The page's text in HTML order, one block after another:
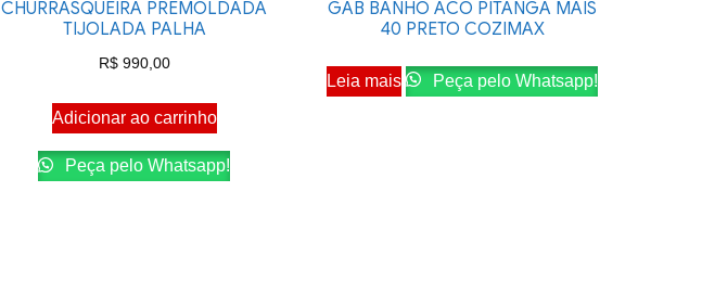
CHURRASQUEIRA PREMOLDADA
TIJOLADA PALHA
R$990,00
Adicionar ao carrinho
Peça pelo Whatsapp!
GAB BANHO ACO PITANGA MAIS
40 PRETO COZIMAX
Leia mais Peça pelo Whatsapp!